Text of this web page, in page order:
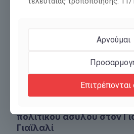
πολιτικού ασύλου στον
Γιαϊλαλί
Αρνούμαι
Επιτρέπονται